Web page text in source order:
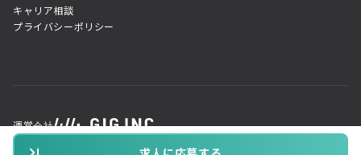
キャリア相談
プライバシーポリシー
運営会社
© GIG inc. ALL Rights Reserved. Powered by LeadGrid